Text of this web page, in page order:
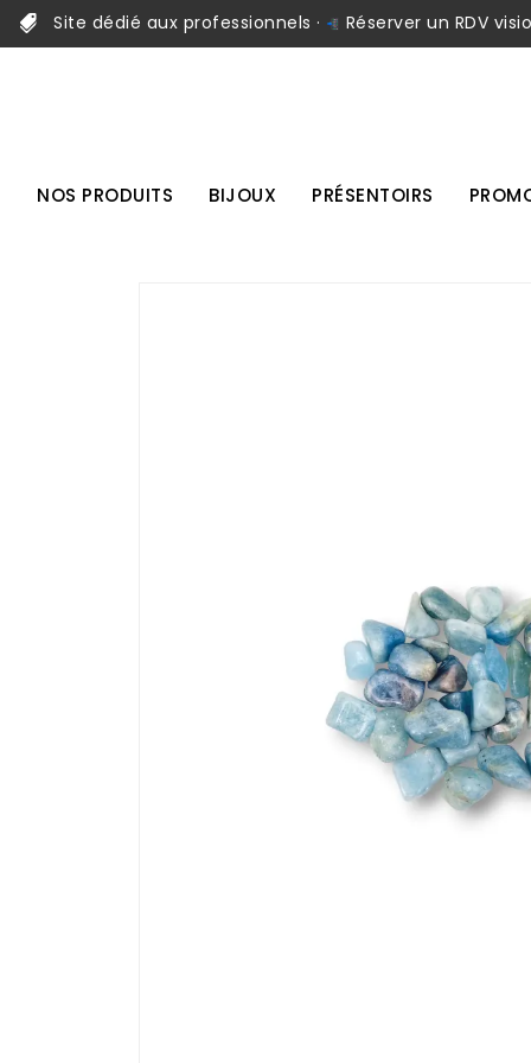
Site dédié aux professionnels · Réserver un RDV visio
NOS PRODUITS BIJOUX PRÉSENTOIRS